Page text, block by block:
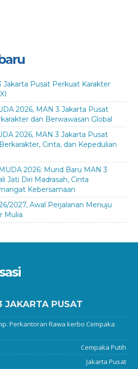
Jakarta Pusat Perkuat Karakter
2026, MAN 3 Jakarta Pusat
dan Berwawasan Global
2026, MAN 3 Jakarta Pusat
Cinta, dan Kepedulian
2026: Murid Baru MAN 3
Jati Diri Madrasah, Cinta
Kebersamaan
2027, Awal Perjalanan Menuju
Mulia
JAKARTA PUSAT
Perkantoran Rawa kerbo Cempaka
Cempaka Putih
Jakarta Pusat